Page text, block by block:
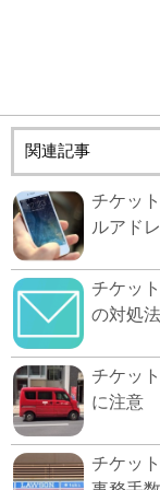
関連記事
チケッ
ルアド
チケッ
の対処法
チケッ
に注意
チケッ